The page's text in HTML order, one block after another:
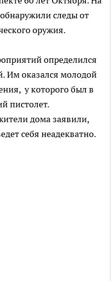
следы от
оружия.
определился
Им оказался молодой
у которого был в
пистолет.
дома заявили,
себя неадекватно.